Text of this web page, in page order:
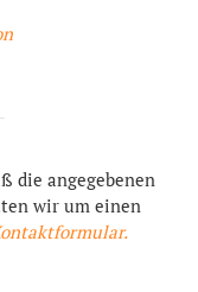
die angegebenen
wir um einen